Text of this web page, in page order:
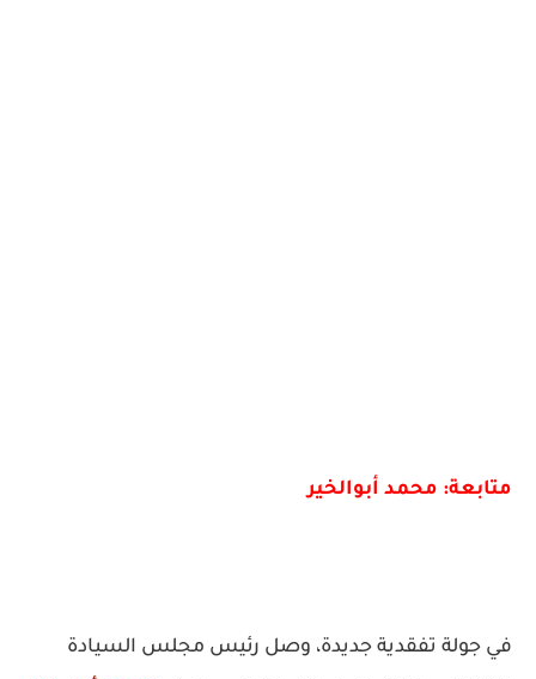
متابعة: محمد أبوالخير
في جولة تفقدية جديدة، وصل رئيس مجلس السيادة